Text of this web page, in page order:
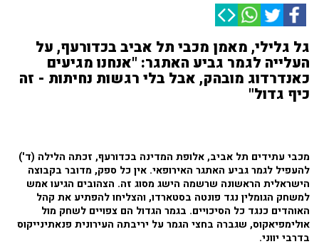
גל גלילי, מאמן מכבי תל אביב בכדורעף, על
העלייה לגמר גביע האתגר: "אנחנו מגיעים
כאנדרדוג מובהק, אבל בלי רגשות נחיתות - זה
כיף גדול"
מכבי עתידים תל אביב, אלופת המדינה בכדורעף, זכתה הלילה (ד')
להעפיל לגמר גביע האתגר האירופאי. אין כל ספק, מדובר בקבוצה
הישראלית הראשונה שרשמה הישג מסוג זה. הצהובים הגיעו אמש
למשחק הגומלין נגד פונטה בסטארדו, והצליחו להפתיע את קהל
האוהדים כנגד כל הסיכויים. בגמר הגדול הם צפויים לשחק מול
אולימפיאקוס, שגברה בחצי הגמר על יריבתה העירונית פנאתינייקוס
בדרבי יווני.